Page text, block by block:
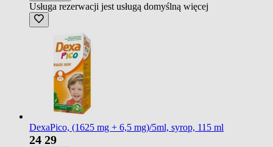
Usługa rezerwacji jest usługą domyślną więcej
DexaPico, (1625 mg + 6,5 mg)/5ml, syrop, 115 ml
24 29